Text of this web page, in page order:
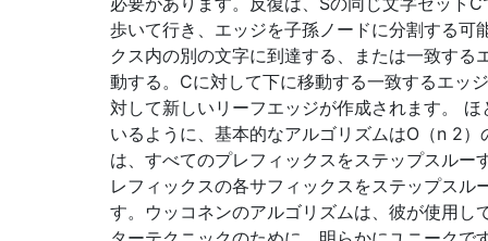
歩いて行き、エッジを子孫ノードに分割する可
クス内の別の文字に到達する、または一致する
動する。Cに対して下に移動する一致するエッ
対して新しいリーフエッジが作成されます。
いるように、基本的なアルゴリズムはO（n 2
は、すべてのプレフィックスをステップスルー
レフィックスの各サフィックスをステップスル
す。ウッコネンのアルゴリズムは、彼が使用し